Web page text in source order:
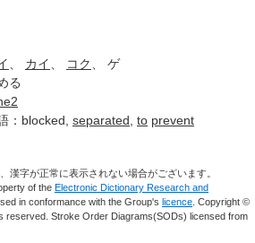
カイ コク
、 ゲ
る
：blocked, separated to prevent
漢字が正常に表示されない場合がございます。
of the Electronic Dictionary Research and
in conformance with the Group's licence . Copyright ©
reserved. Stroke Order Diagrams(SODs) licensed from